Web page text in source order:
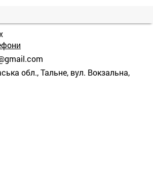
ail.com
обл., Тальне, вул. Вокзальна,